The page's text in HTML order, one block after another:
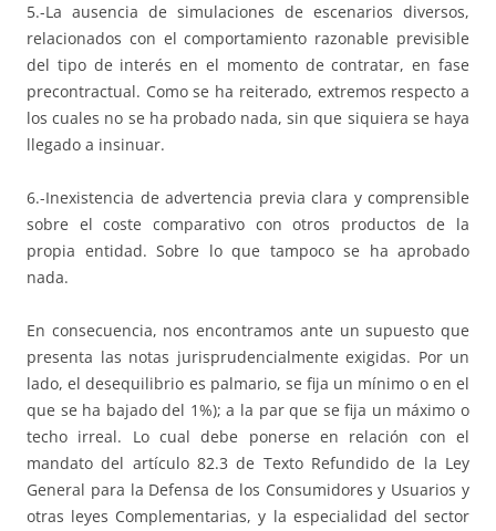
5.-La ausencia de simulaciones de escenarios diversos,
relacionados con el comportamiento razonable previsible
del tipo de interés en el momento de contratar, en fase
precontractual. Como se ha reiterado, extremos respecto a
los cuales no se ha probado nada, sin que siquiera se haya
llegado a insinuar.
6.-Inexistencia de advertencia previa clara y comprensible
sobre el coste comparativo con otros productos de la
propia entidad. Sobre lo que tampoco se ha aprobado
nada.
En consecuencia, nos encontramos ante un supuesto que
presenta las notas jurisprudencialmente exigidas. Por un
lado, el desequilibrio es palmario, se fija un mínimo o en el
que se ha bajado del 1%); a la par que se fija un máximo o
techo irreal. Lo cual debe ponerse en relación con el
mandato del artículo 82.3 de Texto Refundido de la Ley
General para la Defensa de los Consumidores y Usuarios y
otras leyes Complementarias, y la especialidad del sector